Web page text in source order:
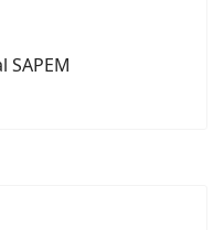
SAPEM